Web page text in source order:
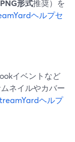
形式推奨）を
ヘルプセ
イベントなど
ネイルやカバー
ヘルプ